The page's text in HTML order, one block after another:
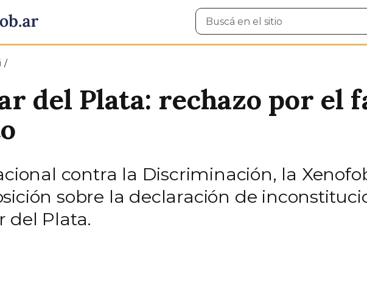
Buscar
en
del Plata: rechazo por el
contra la Discriminación, la
sobre la declaración de
del Plata.